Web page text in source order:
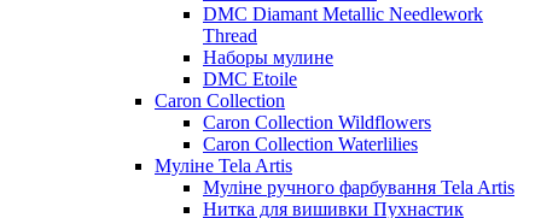
DMC Diamant Metallic Needlework
Thread
Наборы мулине
DMC Etoile
Caron Collection
Caron Collection Wildflowers
Caron Collection Waterlilies
Муліне Tela Artis
Муліне ручного фарбування Tela Artis
Нитка для вишивки Пухнастик